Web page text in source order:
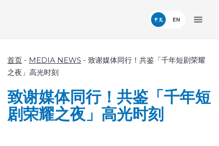
中文
首页 - MEDIA NEWS - 致谢媒体同行！共鉴「千年短剧荣耀
之夜」高光时刻
致谢媒体同行！共鉴「千年短
剧荣耀之夜」高光时刻